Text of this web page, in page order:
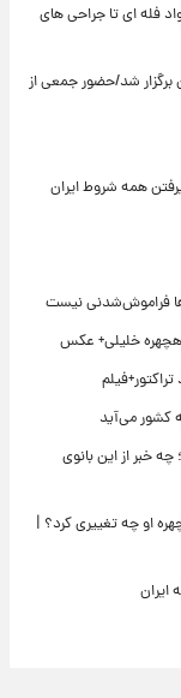
ای تا جراحی های
شد/حضور جمعی از
همه شروط ایران
فراموش‌شدنی نیست
خلیلی+ عکس
از این بانوی
زن | چهره او چه تغییری کرد؟ |